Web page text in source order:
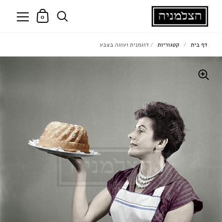
0
דף בית / קטגוריות / דוגמנית ועוגה בצבע